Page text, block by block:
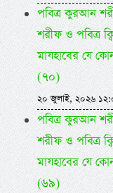
পবিত্র কুরআন
শরীফ ও পবিত্র
মাযহাবের যে
(৭০)
২০ জুলাই, ২০২৬
পবিত্র কুরআন
শরীফ ও পবিত্র
মাযহাবের যে
(৬৯)